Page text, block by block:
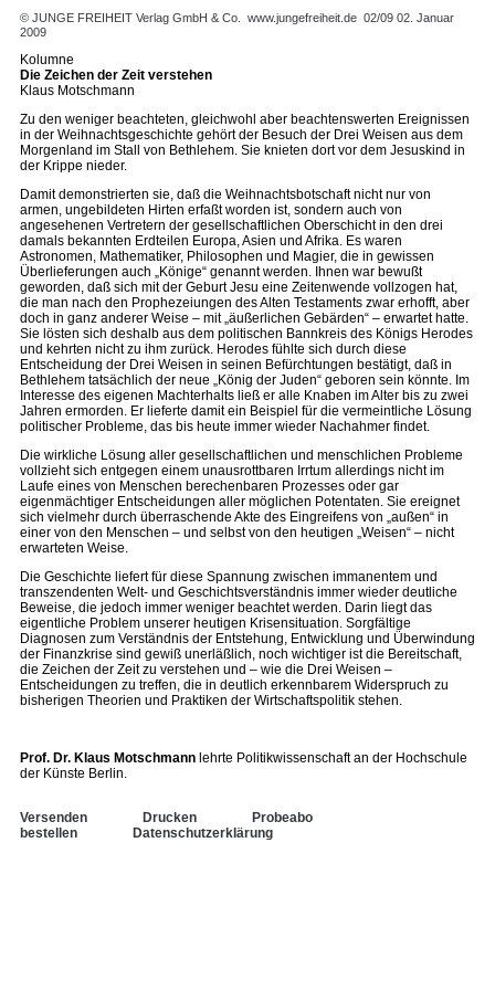
© JUNGE FREIHEIT Verlag GmbH & Co. www.jungefreiheit.de 02/09 02. Januar
2009
Kolumne
Die Zeichen der Zeit verstehen
Klaus Motschmann
Zu den weniger beachteten, gleichwohl aber beachtenswerten Ereignissen
in der Weihnachtsgeschichte gehört der Besuch der Drei Weisen aus dem
Morgenland im Stall von Bethlehem. Sie knieten dort vor dem Jesuskind in
der Krippe nieder.
Damit demonstrierten sie, daß die Weihnachtsbotschaft nicht nur von
armen, ungebildeten Hirten erfaßt worden ist, sondern auch von
angesehenen Vertretern der gesellschaftlichen Oberschicht in den drei
damals bekannten Erdteilen Europa, Asien und Afrika. Es waren
Astronomen, Mathematiker, Philosophen und Magier, die in gewissen
Überlieferungen auch „Könige“ genannt werden. Ihnen war bewußt
geworden, daß sich mit der Geburt Jesu eine Zeitenwende vollzogen hat,
die man nach den Prophezeiungen des Alten Testaments zwar erhofft, aber
doch in ganz anderer Weise – mit „äußerlichen Gebärden“ – erwartet hatte.
Sie lösten sich deshalb aus dem politischen Bannkreis des Königs Herodes
und kehrten nicht zu ihm zurück. Herodes fühlte sich durch diese
Entscheidung der Drei Weisen in seinen Befürchtungen bestätigt, daß in
Bethlehem tatsächlich der neue „König der Juden“ geboren sein könnte. Im
Interesse des eigenen Machterhalts ließ er alle Knaben im Alter bis zu zwei
Jahren ermorden. Er lieferte damit ein Beispiel für die vermeintliche Lösung
politischer Probleme, das bis heute immer wieder Nachahmer findet.
Die wirkliche Lösung aller gesellschaftlichen und menschlichen Probleme
vollzieht sich entgegen einem unausrottbaren Irrtum allerdings nicht im
Laufe eines von Menschen berechenbaren Prozesses oder gar
eigenmächtiger Entscheidungen aller möglichen Potentaten. Sie ereignet
sich vielmehr durch überraschende Akte des Eingreifens von „außen“ in
einer von den Menschen – und selbst von den heutigen „Weisen“ – nicht
erwarteten Weise.
Die Geschichte liefert für diese Spannung zwischen immanentem und
transzendenten Welt- und Geschichtsverständnis immer wieder deutliche
Beweise, die jedoch immer weniger beachtet werden. Darin liegt das
eigentliche Problem unserer heutigen Krisensituation. Sorgfältige
Diagnosen zum Verständnis der Entstehung, Entwicklung und Überwindung
der Finanzkrise sind gewiß unerläßlich, noch wichtiger ist die Bereitschaft,
die Zeichen der Zeit zu verstehen und – wie die Drei Weisen –
Entscheidungen zu treffen, die in deutlich erkennbarem Widerspruch zu
bisherigen Theorien und Praktiken der Wirtschaftspolitik stehen.
Prof. Dr. Klaus Motschmann lehrte Politikwissenschaft an der Hochschule
der Künste Berlin.
Versenden Drucken
Probeabo
bestellen
Datenschutzerklärung